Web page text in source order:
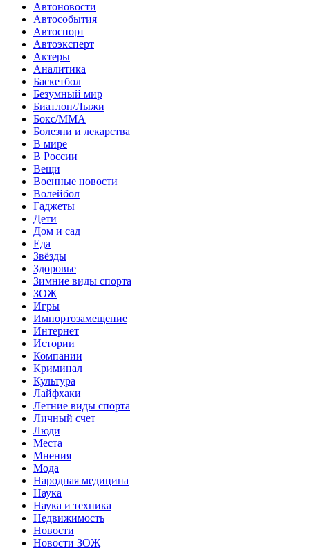
Автоновости
Автособытия
Автоспорт
Автоэксперт
Актеры
Аналитика
Баскетбол
Безумный мир
Биатлон/Лыжи
Бокс/MMA
Болезни и лекарства
В мире
В России
Вещи
Военные новости
Волейбол
Гаджеты
Дети
Дом и сад
Еда
Звёзды
Здоровье
Зимние виды спорта
ЗОЖ
Игры
Импортозамещение
Интернет
Истории
Компании
Криминал
Культура
Лайфхаки
Летние виды спорта
Личный счет
Люди
Места
Мнения
Мода
Народная медицина
Наука
Наука и техника
Недвижимость
Новости
Новости ЗОЖ